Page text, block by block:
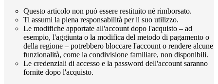
Questo articolo non può essere restituito né rimborsato.
Ti assumi la piena responsabilità per il suo utilizzo.
Le modifiche apportate all'account dopo l'acquisto – ad
esempio, l'aggiunta o la modifica del metodo di pagamento o
della regione – potrebbero bloccare l'account o rendere alcune
funzionalità, come la condivisione familiare, non disponibili.
Le credenziali di accesso e la password dell'account saranno
fornite dopo l'acquisto.